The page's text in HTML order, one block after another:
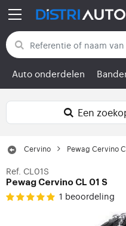
Terug naar categorieën
Auto onderdelen
Een
Cervino Pewag Cervino
Ref. CL01S
Pewag Cervino CL 01 S
1 beoordeling